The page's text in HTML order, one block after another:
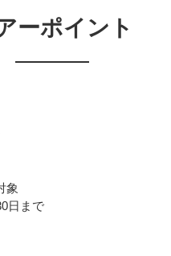
ーポイント
象
日まで